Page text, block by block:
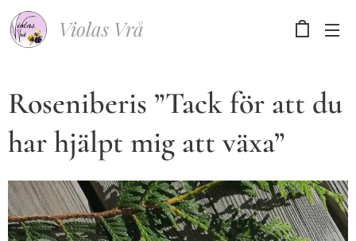
Violas Vrå
Roseniberis ”Tack för att du
har hjälpt mig att växa”